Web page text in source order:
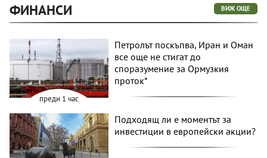
ФИНАНСИ ВИЖ ОЩЕ
преди 1 час
Петролът поскъпва, Иран и Оман
все още не стигат до
споразумение за Ормузкия
проток*
Подходящ ли е моментът за
инвестиции в европейски акции?